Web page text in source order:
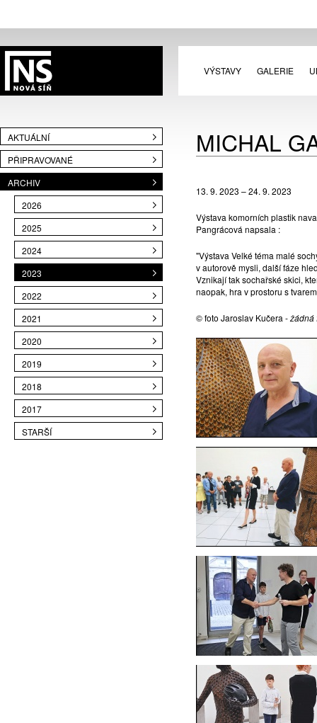
VÝSTAVY GALERIE
AKTUÁLNÍ
PŘIPRAVOVANÉ
ARCHIV
2026
2025
2024
2023
2022
2021
2020
2019
2018
2017
STARŠÍ
MICHAL
13. 9. 2023 – 24. 9. 2023
Výstava komorních plastik
Pangrácová napsala :
"Výstava Velké téma malé
v autorově mysli, další fáze
Vznikají tak sochařské skici,
naopak, hra v prostoru s
© foto Jaroslav Kučera -žádná